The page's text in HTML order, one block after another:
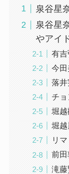
泉谷星
泉谷星
やアイ
有
今
落
チョ
堀越
堀越
リマ
前田
滝藤